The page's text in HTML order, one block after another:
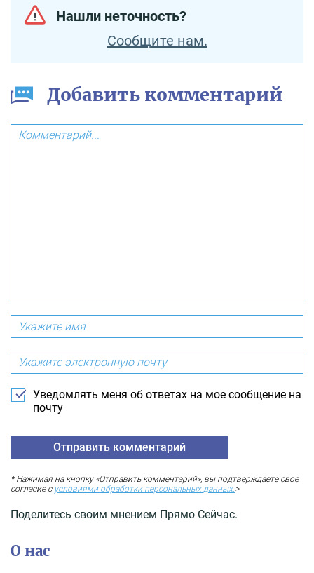
Нашли неточность?
Сообщите нам.
Добавить комментарий
Уведомлять меня об ответах на мое сообщение на
почту
* Нажимая на кнопку «Отправить комментарий», вы подтверждаете свое
согласие с условиями обработки персональных данных.>
Поделитесь своим мнением Прямо Сейчас.
О нас